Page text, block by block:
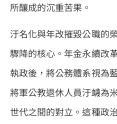
所釀成的沉重苦果。
汙名化與年改摧毀公職的
驟降的核心。年金永續改
執政後，將公務體系視為
將軍公教退休人員汙衊為
世代之間的對立。這種政